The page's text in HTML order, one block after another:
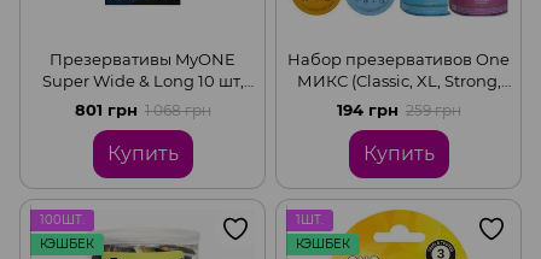
Презервативы MyONE
Super Wide & Long 10 шт,
картонная коробка
801 грн 1 068 грн
Купить
Набор презервативов One
МИКС (Classic, XL, Strong,
Ribs, Studs) цена за 5 штук
194 грн 259 грн
Купить
100ШТ.
КЭШБЕК
1ШТ.
КЭШБЕК